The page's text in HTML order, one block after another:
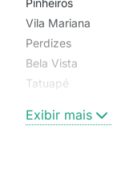
Vila Mariana
Perdizes
Bela Vista
Tatuapé
Centro
Exibir mais